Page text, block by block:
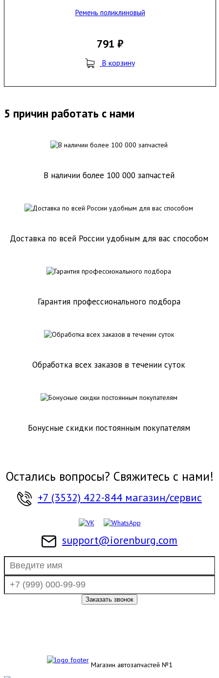
Ремень поликлиновый
791 ₽
В корзину
5 причин работать с нами
В наличии более 100 000 запчастей
Доставка по всей России удобным для вас способом
Гарантия профессионального подбора
Обработка всех заказов в течении суток
Бонусные скидки постоянным покупателям
Остались вопросы? Свяжитесь с нами!
+7 (3532) 422-844 магазин/сервис
support@iorenburg.com
Магазин автозапчастей №1